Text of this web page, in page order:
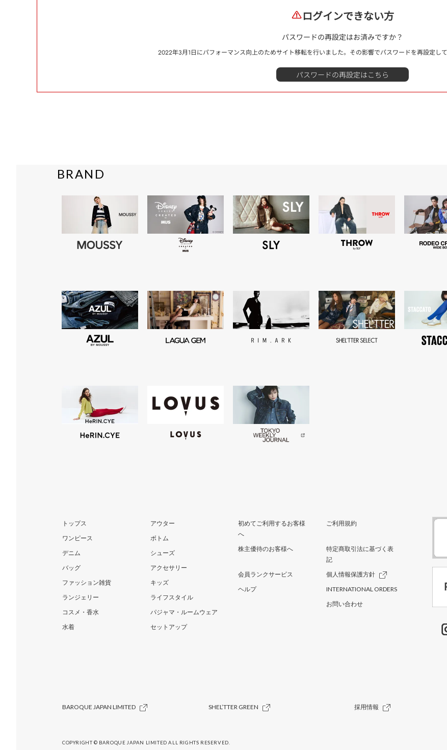
ログインできない方
パスワードの再設定はお済みですか？
2022年3月1日にパフォーマンス向上のためサイト移転を行いました。その影響でパスワードを再設定し
BRAND
トップス
アウター
ワンピース
ボトム
デニム
シューズ
バッグ
アクセサリー
ファッション雑貨
キッズ
ランジェリー
ライフスタイル
コスメ・香水
パジャマ・ルームウェア
水着
セットアップ
初めてご利用するお客様
へ
ご利用規約
株主優待のお客様へ
特定商取引法に基づく表
記
会員ランクサービス
個人情報保護方針
ヘルプ
INTERNATIONAL ORDERS
お問い合わせ
BAROQUE JAPAN LIMITED SHEL’TTER GREEN 採用情報
COPYRIGHT © BAROQUE JAPAN LIMITED ALL RIGHTS RESERVED.